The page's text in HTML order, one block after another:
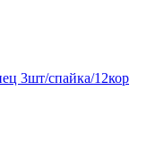
3шт/спайка/12кор